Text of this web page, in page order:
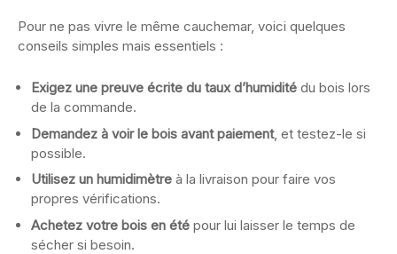
Pour ne pas vivre le même cauchemar, voici quelques
conseils simples mais essentiels :
Exigez une preuve écrite du taux d’humidité du bois lors
de la commande.
Demandez à voir le bois avant paiement, et testez-le si
possible.
Utilisez un humidimètre à la livraison pour faire vos
propres vérifications.
Achetez votre bois en été pour lui laisser le temps de
sécher si besoin.